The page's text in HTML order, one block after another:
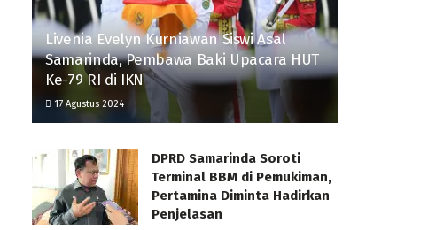
Livenia Evelyn Kurniawan Siswi Asal
Samarinda, Pembawa Baki Upacara HUT
Ke-79 RI di IKN
17 Agustus 2024
DPRD Samarinda Soroti
Terminal BBM di Pemukiman,
Pertamina Diminta Hadirkan
Penjelasan